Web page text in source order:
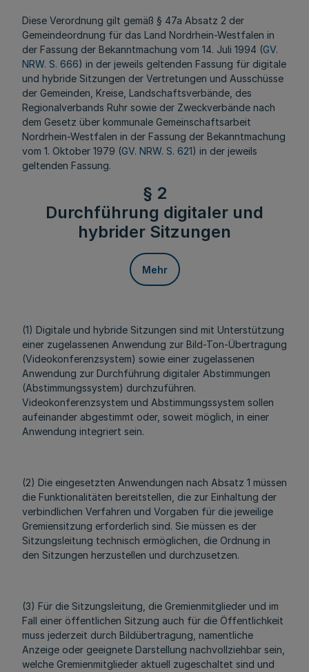
Diese Verordnung gilt gemäß § 47a Absatz 2 der
Gemeindeordnung für das Land Nordrhein-Westfalen in
der Fassung der Bekanntmachung vom 14. Juli 1994 (GV.
NRW. S. 666) in der jeweils geltenden Fassung für digitale
und hybride Sitzungen der Vertretungen und Ausschüsse
der Gemeinden, Kreise, Landschaftsverbände, des
Regionalverbands Ruhr sowie der Zweckverbände nach
dem Gesetz über kommunale Gemeinschaftsarbeit
Nordrhein-Westfalen in der Fassung der Bekanntmachung
vom 1. Oktober 1979 (GV. NRW. S. 621) in der jeweils
geltenden Fassung.
§ 2
Durchführung digitaler und
hybrider Sitzungen
Mehr
(1) Digitale und hybride Sitzungen sind mit Unterstützung
einer zugelassenen Anwendung zur Bild-Ton-Übertragung
(Videokonferenzsystem) sowie einer zugelassenen
Anwendung zur Durchführung digitaler Abstimmungen
(Abstimmungssystem) durchzuführen.
Videokonferenzsystem und Abstimmungssystem sollen
aufeinander abgestimmt oder, soweit möglich, in einer
Anwendung integriert sein.
(2) Die eingesetzten Anwendungen nach Absatz 1 müssen
die Funktionalitäten bereitstellen, die zur Einhaltung der
verbindlichen Verfahren und Vorgaben für die jeweilige
Gremiensitzung erforderlich sind. Sie müssen es der
Sitzungsleitung technisch ermöglichen, die Ordnung in
den Sitzungen herzustellen und durchzusetzen.
(3) Für die Sitzungsleitung, die Gremienmitglieder und im
Fall einer öffentlichen Sitzung auch für die Öffentlichkeit
muss jederzeit durch Bildübertragung, namentliche
Anzeige oder geeignete Darstellung nachvollziehbar sein,
welche Gremienmitglieder aktuell zugeschaltet sind und